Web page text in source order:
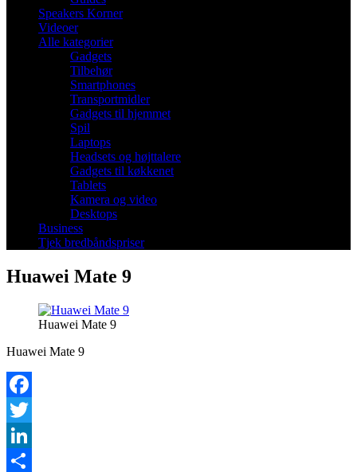
Speakers Korner
Videoer
Alle kategorier
Gadgets
Tilbehør
Smartphones
Transportmidler
Gadgets til hjemmet
Spil
Laptops
Headsets og højttalere
Gadgets til køkkenet
Tablets
Kamera og video
Desktops
Business
Tjek bredbåndspriser
Huawei Mate 9
Huawei Mate 9
Huawei Mate 9
Facebook
Twitter
LinkedIn